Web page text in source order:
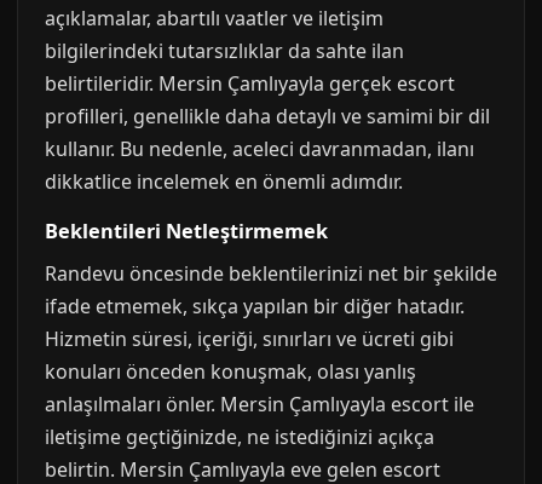
açıklamalar, abartılı vaatler ve iletişim
bilgilerindeki tutarsızlıklar da sahte ilan
belirtileridir. Mersin Çamlıyayla gerçek escort
profilleri, genellikle daha detaylı ve samimi bir dil
kullanır. Bu nedenle, aceleci davranmadan, ilanı
dikkatlice incelemek en önemli adımdır.
Beklentileri Netleştirmemek
Randevu öncesinde beklentilerinizi net bir şekilde
ifade etmemek, sıkça yapılan bir diğer hatadır.
Hizmetin süresi, içeriği, sınırları ve ücreti gibi
konuları önceden konuşmak, olası yanlış
anlaşılmaları önler. Mersin Çamlıyayla escort ile
iletişime geçtiğinizde, ne istediğinizi açıkça
belirtin. Mersin Çamlıyayla eve gelen escort